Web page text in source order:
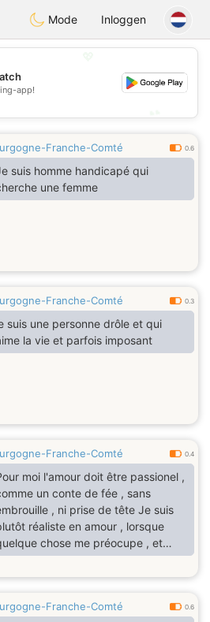
Taimerais
Mode Inloggen
app!
Franche-Comté 0.6
suis homme handicapé qui
une femme
Franche-Comté 0.3
suis une personne drôle et qui
la vie et parfois imposant
Franche-Comté 0.4
moi l'amour doit être passionel ,
un conte de fée , sans
, ni prise de tête Je suis
réaliste en amour , lorsque
chose me préocupe , et
je le fais savoir
.
Franche-Comté 0.6